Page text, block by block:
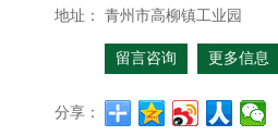
地址：
青州市高柳镇工业园
留言咨询 更多信息
分享：